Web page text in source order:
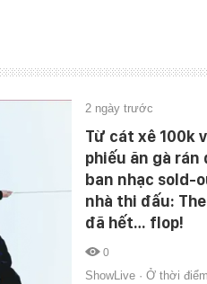
2 ngày trước
Từ cát xê 100k
phiếu ăn gà rán
ban nhạc sold-
nhà thi đấu:
đã hết… flop!
0
ShowLive · Ở thời